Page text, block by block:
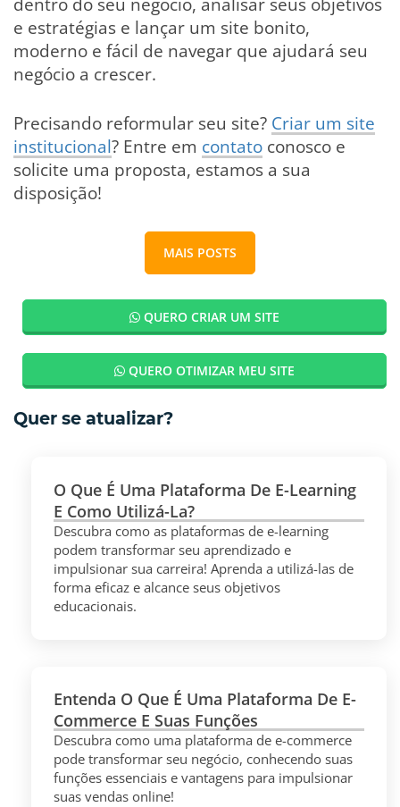
e estratégias e lançar um site bonito,
moderno e fácil de navegar que ajudará seu
negócio a crescer.
Precisando reformular seu site? Criar um site
institucional? Entre em contato conosco e
solicite uma proposta, estamos a sua
disposição!
MAIS POSTS
QUERO CRIAR UM SITE
QUERO OTIMIZAR MEU SITE
Quer se atualizar?
O Que É Uma Plataforma De E-Learning
E Como Utilizá-La?
Descubra como as plataformas de e-learning
podem transformar seu aprendizado e
impulsionar sua carreira! Aprenda a utilizá-las de
forma eficaz e alcance seus objetivos
educacionais.
Entenda O Que É Uma Plataforma De E-
Commerce E Suas Funções
Descubra como uma plataforma de e-commerce
pode transformar seu negócio, conhecendo suas
funções essenciais e vantagens para impulsionar
suas vendas online!